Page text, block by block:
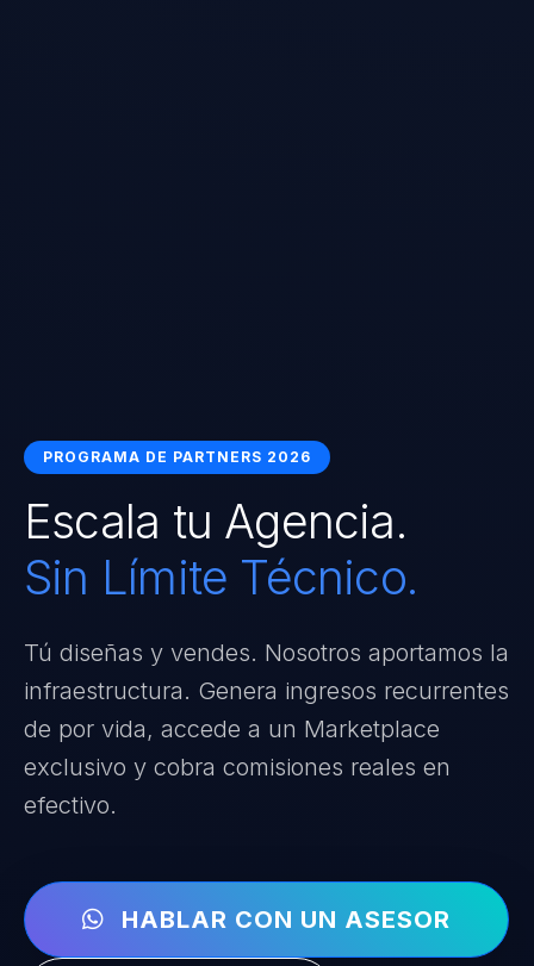
PROGRAMA DE PARTNERS 2026
Escala tu Agencia.
Sin Límite Técnico.
Tú diseñas y vendes. Nosotros aportamos la
infraestructura. Genera ingresos recurrentes
de por vida, accede a un Marketplace
exclusivo y cobra comisiones reales en
efectivo.
HABLAR CON UN ASESOR